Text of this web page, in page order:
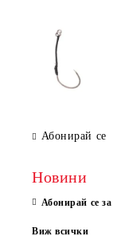
Абонирай се
Новини
Абонирай се
Виж всички